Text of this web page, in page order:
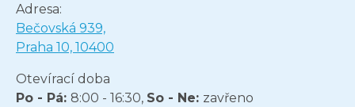
Adresa:
Bečovská 939,
Praha 10, 10400
Otevírací doba
Po - Pá: 8:00 - 16:30, So - Ne: zavřeno